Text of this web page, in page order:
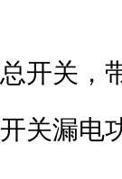
开关，
关漏电